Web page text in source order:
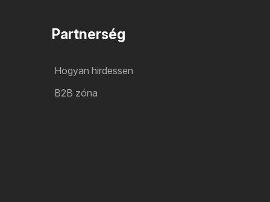
Partnerség
Hogyan hirdessen
B2B zóna